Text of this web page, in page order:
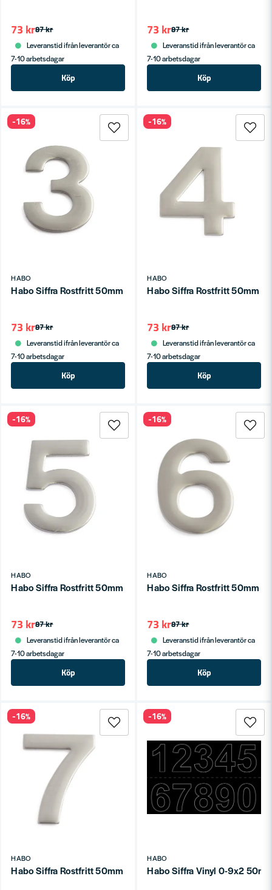
87 kr
73 kr
Leveranstid ifrån leverantör ca
7-10 arbetsdagar
Köp
87 kr
73 kr
Leveranstid ifrån leverantör ca
7-10 arbetsdagar
Köp
HABO
Habo Siffra Rostfritt 50mm 3 SB
87 kr
73 kr
Leveranstid ifrån leverantör ca
7-10 arbetsdagar
Köp
-16%
HABO
Habo Siffra Rostfritt 50mm 4
87 kr
73 kr
Leveranstid ifrån leverantör ca
7-10 arbetsdagar
Köp
-16%
HABO
Habo Siffra Rostfritt 50mm 5 SB
87 kr
73 kr
Leveranstid ifrån leverantör ca
7-10 arbetsdagar
Köp
-16%
HABO
Habo Siffra Rostfritt 50mm 6
87 kr
73 kr
Leveranstid ifrån leverantör ca
7-10 arbetsdagar
Köp
-16%
HABO
Habo Siffra Rostfritt 50mm 7 SB
-16%
HABO
Habo Siffra Vinyl 0-9x2
-16%